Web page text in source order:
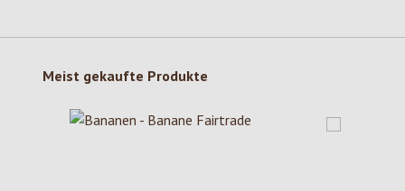
Produktgalerie überspringen
Meist gekaufte Produkte